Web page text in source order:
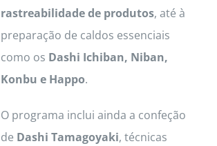
rastreabilidade de produtos, até à
preparação de caldos essenciais
como os Dashi Ichiban, Niban,
Konbu e Happo.
O programa inclui ainda a confeção
de Dashi Tamagoyaki, técnicas